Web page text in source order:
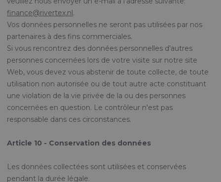
finance@rivertex.nl.
Vos données personnelles ne seront pas utilisées par nos
partenaires à des fins commerciales.
Si vous rencontrez des données personnelles d'autres
personnes concernées lors de votre visite sur notre site
Web, vous devez vous abstenir de toute collecte, de toute
utilisation non autorisée ou de tout autre acte constituant
une violation de la vie privée de la ou des personnes
concernées en question. Le contrôleur n'est pas
responsable dans ces circonstances.
Article 10 - Conservation des données
Les données collectées sont utilisées et conservées
pendant la durée légale.